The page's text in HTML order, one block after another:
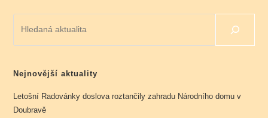
Nejnovější aktuality
Letošní Radovánky doslova roztančily zahradu Národního domu v
Doubravě